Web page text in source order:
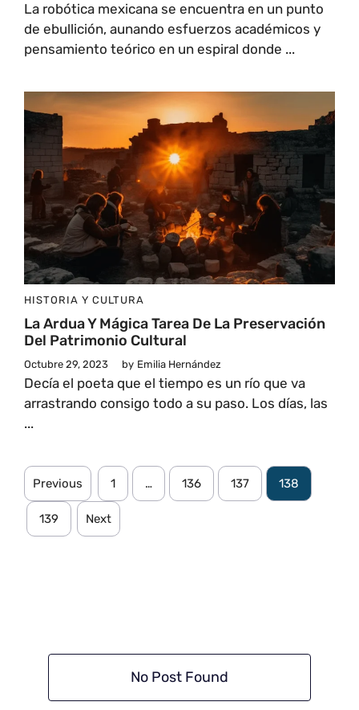
La robótica mexicana se encuentra en un punto
de ebullición, aunando esfuerzos académicos y
pensamiento teórico en un espiral donde ...
HISTORIA Y CULTURA
La Ardua Y Mágica Tarea De La Preservación
Del Patrimonio Cultural
Octubre 29, 2023 by Emilia Hernández
Decía el poeta que el tiempo es un río que va
arrastrando consigo todo a su paso. Los días, las
...
Previous 1 … 136 137 138
139 Next
No Post Found